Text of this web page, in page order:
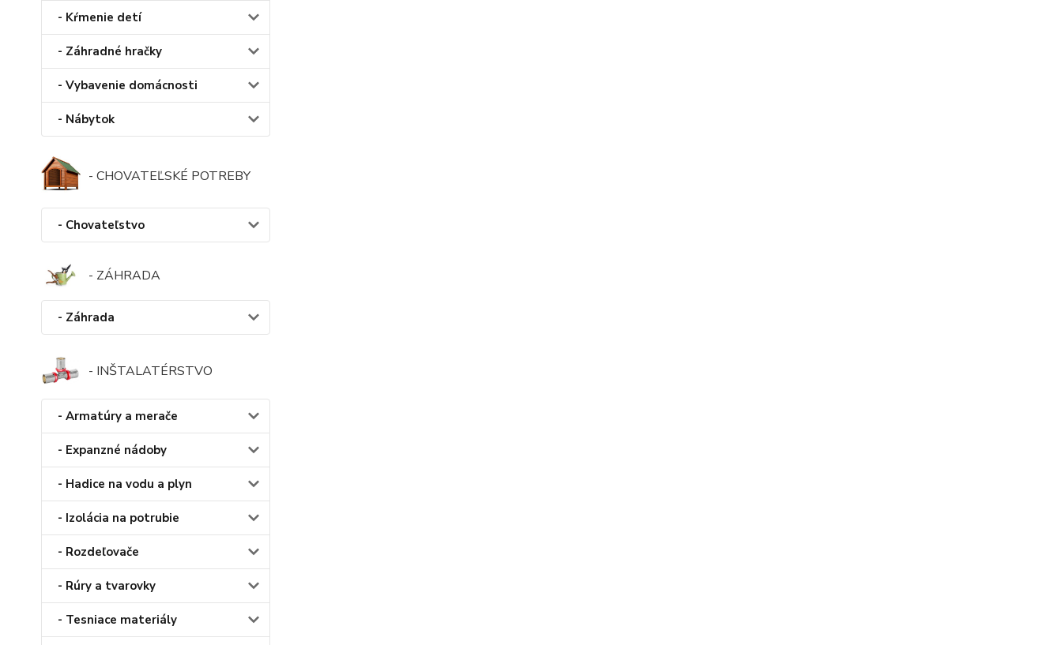
- Kŕmenie detí
- Záhradné hračky
- Vybavenie domácnosti
- Nábytok
- CHOVATEĽSKÉ POTREBY
- Chovateľstvo
- ZÁHRADA
- Záhrada
- INŠTALATÉRSTVO
- Armatúry a merače
- Expanzné nádoby
- Hadice na vodu a plyn
- Izolácia na potrubie
- Rozdeľovače
- Rúry a tvarovky
- Tesniace materiály